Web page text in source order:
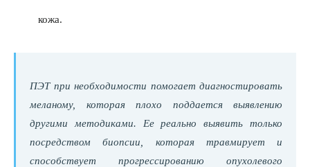
кожа.
ПЭТ при необходимости помогает диагностировать
меланому, которая плохо поддается выявлению
другими методиками. Ее реально выявить только
посредством биопсии, которая травмирует и
способствует прогрессированию опухолевого